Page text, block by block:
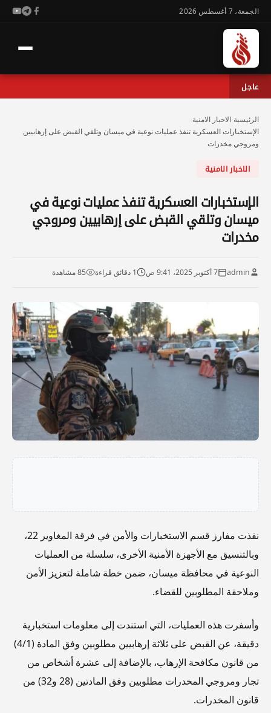
الجمعة، 7 أغسطس 2026
عاجل
الرئيسية الاخبار الامنية
الإستخبارات العسكرية تنفذ عمليات نوعية في ميسان وتلقي القبض على إرهابيين
ومروجي مخدرات
الاخبار الامنية
الإستخبارات العسكرية تنفذ عمليات نوعية في
ميسان وتلقي القبض على إرهابيين ومروجي
مخدرات
admin 7 أكتوبر 2025، 9:41 ص 1 دقائق قراءة 85 مشاهدة
نفذت مفارز قسم الاستخبارات والأمن في فرقة المغاوير 22،
وبالتنسيق مع الأجهزة الأمنية الأخرى، سلسلة من العمليات
النوعية في محافظة ميسان، ضمن خطة شاملة لتعزيز الأمن
وملاحقة المطلوبين للقضاء.
وأسفرت هذه العمليات، التي استندت إلى معلومات استخبارية
دقيقة، عن القبض على ثلاثة إرهابيين مطلوبين وفق المادة (4/1)
من قانون مكافحة الإرهاب، بالإضافة إلى عشرة أشخاص من
تجار ومروجي المخدرات مطلوبين وفق المادتين (28 و32) من
قانون المخدرات.